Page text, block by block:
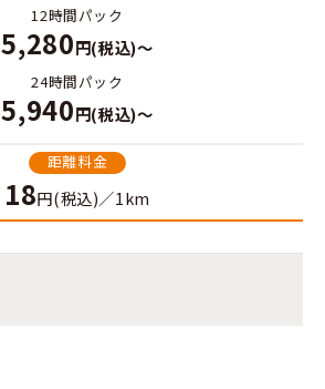
12時間パック
5,280円(税込)～
24時間パック
5,940円(税込)～
距離料金
18円(税込)／1km